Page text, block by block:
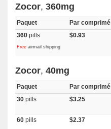
Zocor, 360mg
Paquet Par comprimé
360 pills
Free airmail shipping
$0.93
Zocor, 40mg
Paquet Par comprimé
30 pills $3.25
60 pills $2.37